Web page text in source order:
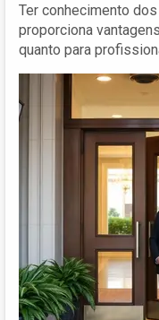
Ter conhecimento
proporciona
quanto para